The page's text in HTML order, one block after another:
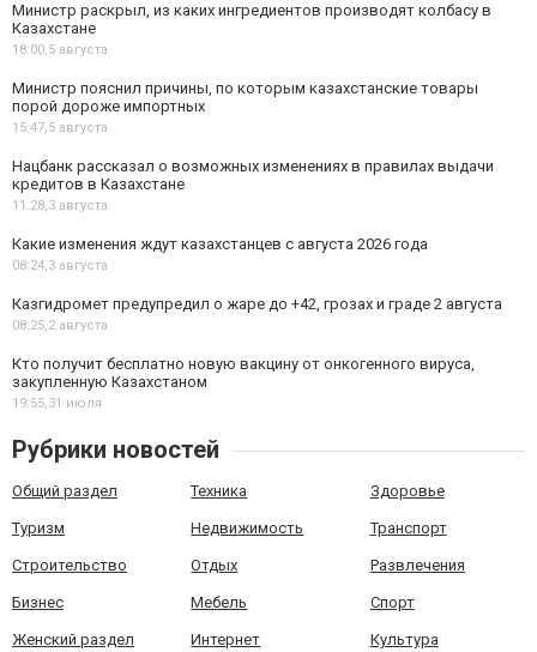
Министр раскрыл, из каких ингредиентов производят колбасу в
Казахстане
18:00,5 августа
Министр пояснил причины, по которым казахстанские товары
порой дороже импортных
15:47,5 августа
Нацбанк рассказал о возможных изменениях в правилах выдачи
кредитов в Казахстане
11:28,3 августа
Какие изменения ждут казахстанцев с августа 2026 года
08:24,3 августа
Казгидромет предупредил о жаре до +42, грозах и граде 2 августа
08:25,2 августа
Кто получит бесплатно новую вакцину от онкогенного вируса,
закупленную Казахстаном
19:55,31 июля
Рубрики новостей
Общий раздел Техника Здоровье
Туризм Недвижимость Транспорт
Строительство Отдых Развлечения
Бизнес Мебель Спорт
Женский раздел Интернет Культура